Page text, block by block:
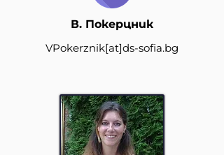
В. Покерцник
VPokerznik[at]ds-sofia.bg